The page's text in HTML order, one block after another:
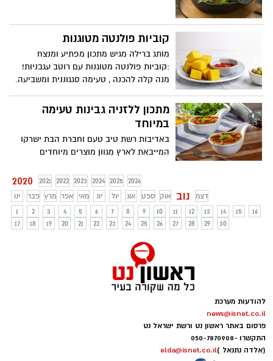
קוביות פולנטה מטוגנות
מותג ברילה מגיש מתכון מפתיע ומנצח
:קוביות פולנטה מטוגנות עם רוטב עגבניות!
מנה קלה להכנה , טעימה סגגוננית ומשביעה.
מתכון ללזניה גבינות טעימה
במיוחד
באדיבות רשת טיב טעם וחברת הבת ישרקו
המייבאת לארץ מגוון מוצרים מיוחדים
2020 2021 2022 2023 2024 2025
2026
ינו
פבר מרץ אפר מאי יונ יול אוג ספט אוק נוב
דצמ
1
2 3 4 5 6 7 8 9 10 11 12 13 14 15
16
17
18 19 20 21 22 23 24 25 26 27 28 29 30
להודעות מערכת
news@isnet.co.il
פרסום באתר ראשון נט ורשת ישראל נט
התקשרו -050-7870908
(אלדה נתנאל )elda@isnet.co.il